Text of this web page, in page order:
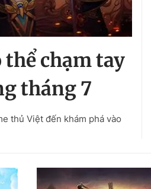
thể chạm tay
tháng 7
thủ Việt đến khám phá vào